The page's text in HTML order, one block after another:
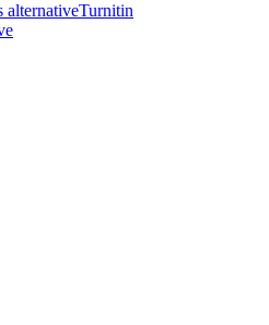
alternativeTurnitin